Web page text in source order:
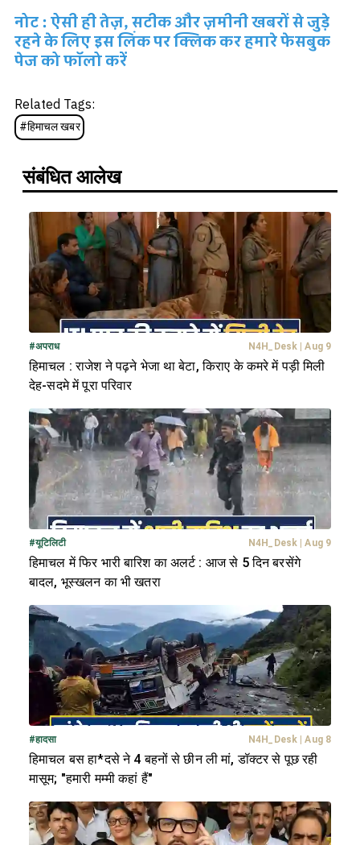
नोट : ऐसी ही तेज़, सटीक और ज़मीनी खबरों से जुड़े
रहने के लिए इस लिंक पर क्लिक कर हमारे फेसबुक
पेज को फॉलो करें
Related Tags:
#हिमाचल खबर
संबंधित आलेख
#अपराध N4H_Desk | Aug 9
हिमाचल : राजेश ने पढ़ने भेजा था बेटा, किराए के कमरे में पड़ी मिली
देह-सदमे में पूरा परिवार
#यूटिलिटी N4H_Desk | Aug 9
हिमाचल में फिर भारी बारिश का अलर्ट : आज से 5 दिन बरसेंगे
बादल, भूस्खलन का भी खतरा
#हादसा N4H_Desk | Aug 8
हिमाचल बस हा*दसे ने 4 बहनों से छीन ली मां, डॉक्टर से पूछ रही
मासूम; "हमारी मम्मी कहां हैं"